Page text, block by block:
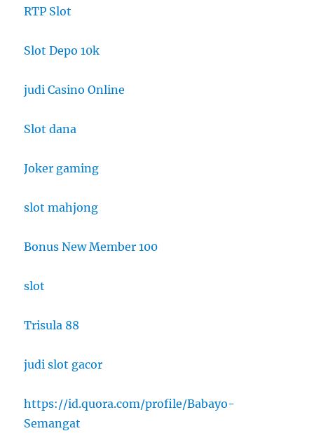
RTP Slot
Slot Depo 10k
judi Casino Online
Slot dana
Joker gaming
slot mahjong
Bonus New Member 100
slot
Trisula 88
judi slot gacor
https://id.quora.com/profile/Babayo-
Semangat